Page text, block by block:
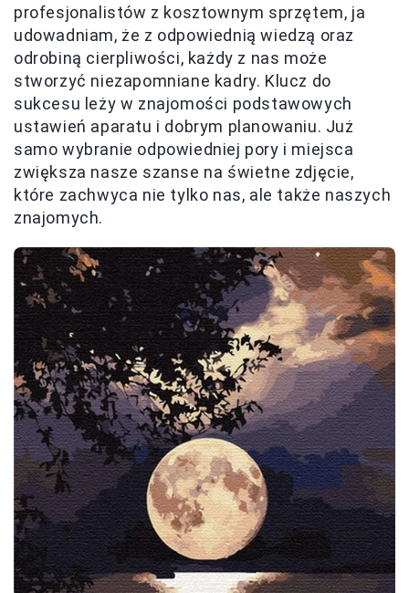
profesjonalistów z kosztownym sprzętem, ja
udowadniam, że z odpowiednią wiedzą oraz
odrobiną cierpliwości, każdy z nas może
stworzyć niezapomniane kadry. Klucz do
sukcesu leży w znajomości podstawowych
ustawień aparatu i dobrym planowaniu. Już
samo wybranie odpowiedniej pory i miejsca
zwiększa nasze szanse na świetne zdjęcie,
które zachwyca nie tylko nas, ale także naszych
znajomych.